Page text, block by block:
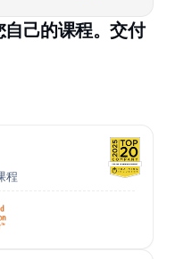
己的课程。交付
程